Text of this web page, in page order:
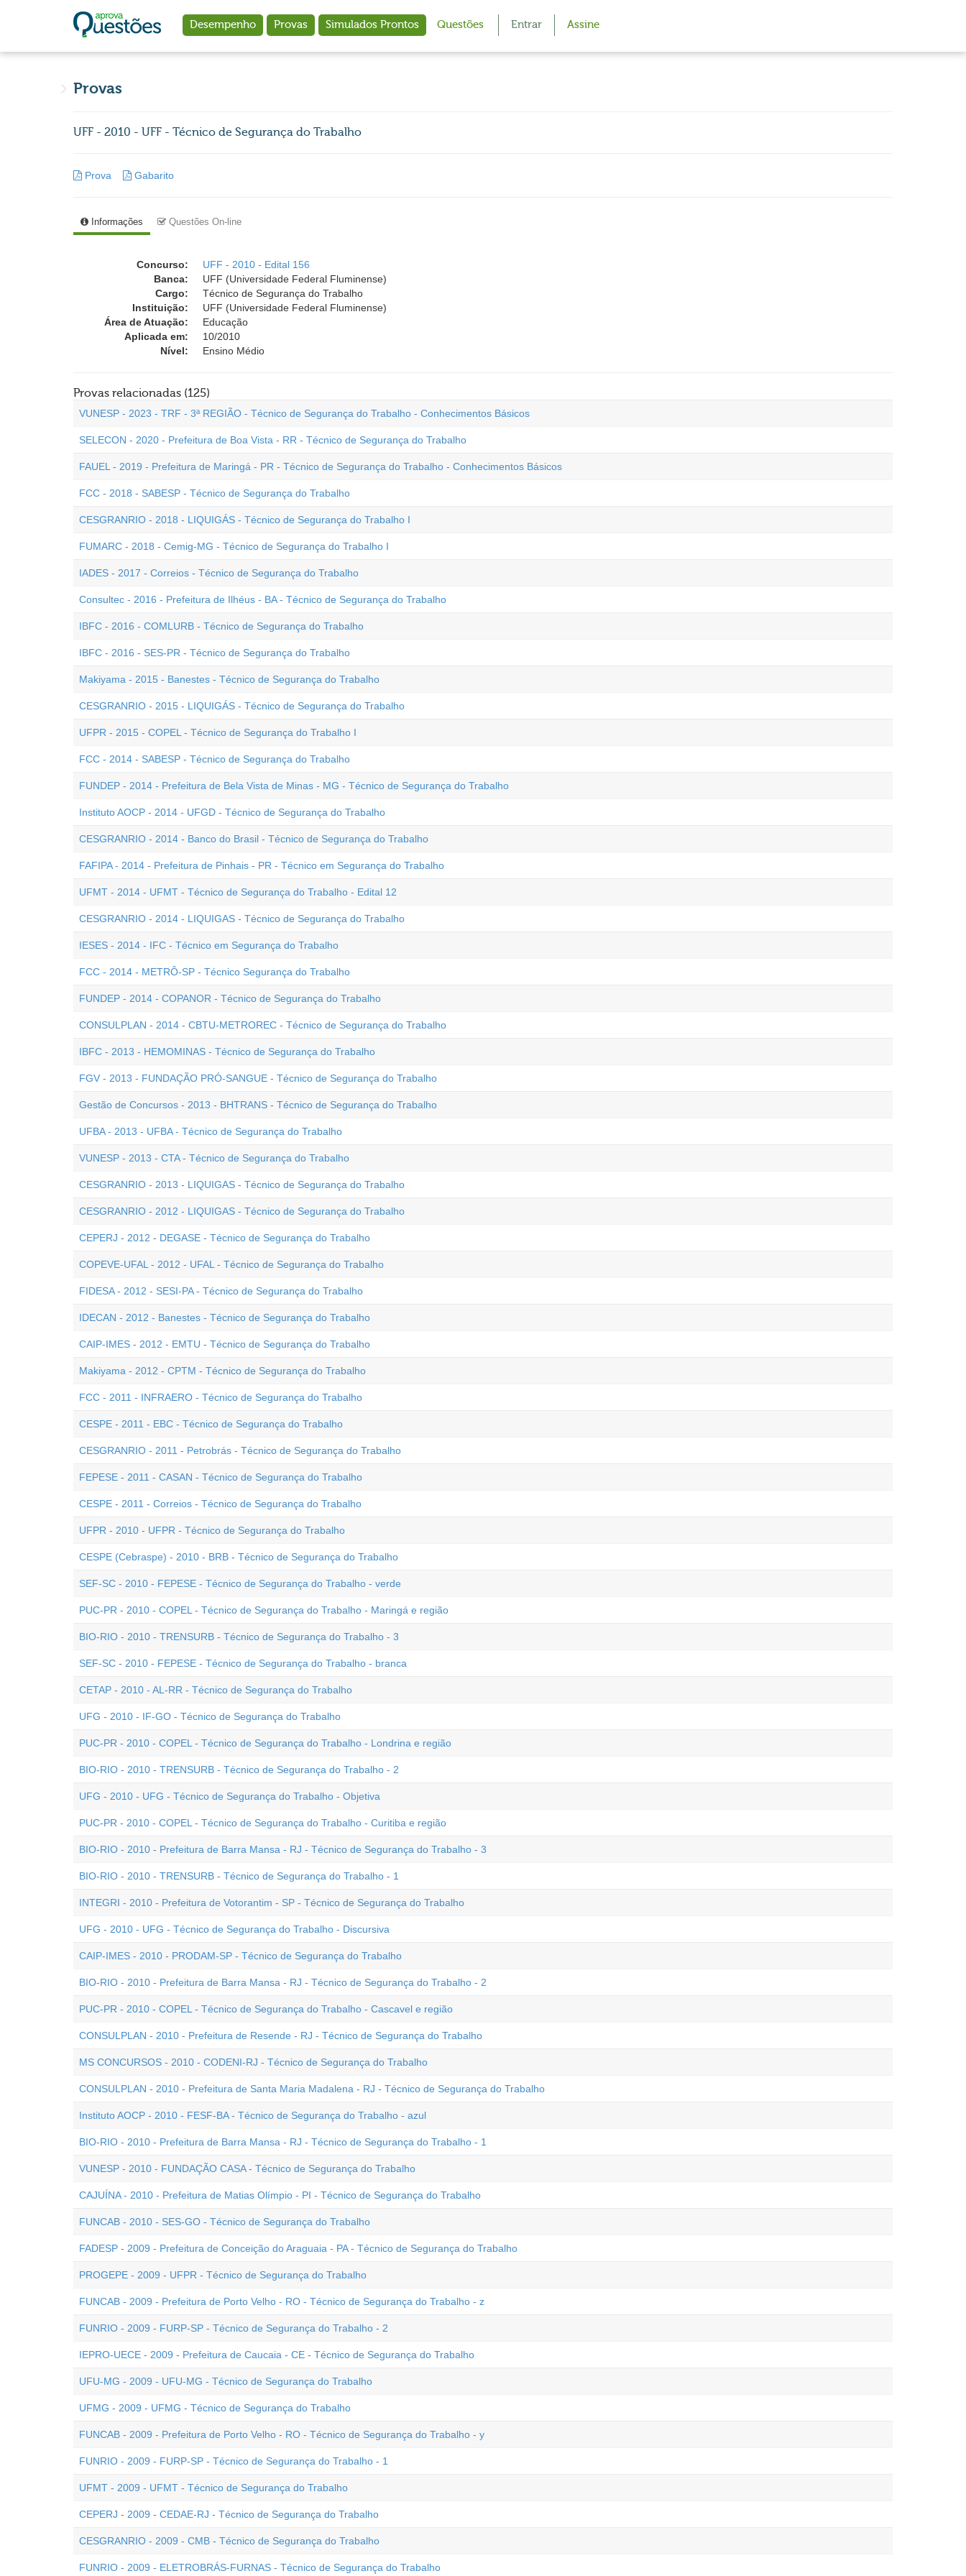
Desempenho Provas Simulados Prontos Questões Entrar Assine
Provas
UFF - 2010 - UFF - Técnico de Segurança do Trabalho
Prova Gabarito
Informações Questões On-line
Concurso:
UFF - 2010 - Edital 156
Banca:
UFF (Universidade Federal Fluminense)
Cargo:
Técnico de Segurança do Trabalho
Instituição:
UFF (Universidade Federal Fluminense)
Área de Atuação:
Educação
Aplicada em:
10/2010
Nível:
Ensino Médio
Provas relacionadas (125)
VUNESP - 2023 - TRF - 3ª REGIÃO - Técnico de Segurança do Trabalho - Conhecimentos Básicos
SELECON - 2020 - Prefeitura de Boa Vista - RR - Técnico de Segurança do Trabalho
FAUEL - 2019 - Prefeitura de Maringá - PR - Técnico de Segurança do Trabalho - Conhecimentos Básicos
FCC - 2018 - SABESP - Técnico de Segurança do Trabalho
CESGRANRIO - 2018 - LIQUIGÁS - Técnico de Segurança do Trabalho I
FUMARC - 2018 - Cemig-MG - Técnico de Segurança do Trabalho I
IADES - 2017 - Correios - Técnico de Segurança do Trabalho
Consultec - 2016 - Prefeitura de Ilhéus - BA - Técnico de Segurança do Trabalho
IBFC - 2016 - COMLURB - Técnico de Segurança do Trabalho
IBFC - 2016 - SES-PR - Técnico de Segurança do Trabalho
Makiyama - 2015 - Banestes - Técnico de Segurança do Trabalho
CESGRANRIO - 2015 - LIQUIGÁS - Técnico de Segurança do Trabalho
UFPR - 2015 - COPEL - Técnico de Segurança do Trabalho I
FCC - 2014 - SABESP - Técnico de Segurança do Trabalho
FUNDEP - 2014 - Prefeitura de Bela Vista de Minas - MG - Técnico de Segurança do Trabalho
Instituto AOCP - 2014 - UFGD - Técnico de Segurança do Trabalho
CESGRANRIO - 2014 - Banco do Brasil - Técnico de Segurança do Trabalho
FAFIPA - 2014 - Prefeitura de Pinhais - PR - Técnico em Segurança do Trabalho
UFMT - 2014 - UFMT - Técnico de Segurança do Trabalho - Edital 12
CESGRANRIO - 2014 - LIQUIGAS - Técnico de Segurança do Trabalho
IESES - 2014 - IFC - Técnico em Segurança do Trabalho
FCC - 2014 - METRÔ-SP - Técnico Segurança do Trabalho
FUNDEP - 2014 - COPANOR - Técnico de Segurança do Trabalho
CONSULPLAN - 2014 - CBTU-METROREC - Técnico de Segurança do Trabalho
IBFC - 2013 - HEMOMINAS - Técnico de Segurança do Trabalho
FGV - 2013 - FUNDAÇÃO PRÓ-SANGUE - Técnico de Segurança do Trabalho
Gestão de Concursos - 2013 - BHTRANS - Técnico de Segurança do Trabalho
UFBA - 2013 - UFBA - Técnico de Segurança do Trabalho
VUNESP - 2013 - CTA - Técnico de Segurança do Trabalho
CESGRANRIO - 2013 - LIQUIGAS - Técnico de Segurança do Trabalho
CESGRANRIO - 2012 - LIQUIGAS - Técnico de Segurança do Trabalho
CEPERJ - 2012 - DEGASE - Técnico de Segurança do Trabalho
COPEVE-UFAL - 2012 - UFAL - Técnico de Segurança do Trabalho
FIDESA - 2012 - SESI-PA - Técnico de Segurança do Trabalho
IDECAN - 2012 - Banestes - Técnico de Segurança do Trabalho
CAIP-IMES - 2012 - EMTU - Técnico de Segurança do Trabalho
Makiyama - 2012 - CPTM - Técnico de Segurança do Trabalho
FCC - 2011 - INFRAERO - Técnico de Segurança do Trabalho
CESPE - 2011 - EBC - Técnico de Segurança do Trabalho
CESGRANRIO - 2011 - Petrobrás - Técnico de Segurança do Trabalho
FEPESE - 2011 - CASAN - Técnico de Segurança do Trabalho
CESPE - 2011 - Correios - Técnico de Segurança do Trabalho
UFPR - 2010 - UFPR - Técnico de Segurança do Trabalho
CESPE (Cebraspe) - 2010 - BRB - Técnico de Segurança do Trabalho
SEF-SC - 2010 - FEPESE - Técnico de Segurança do Trabalho - verde
PUC-PR - 2010 - COPEL - Técnico de Segurança do Trabalho - Maringá e região
BIO-RIO - 2010 - TRENSURB - Técnico de Segurança do Trabalho - 3
SEF-SC - 2010 - FEPESE - Técnico de Segurança do Trabalho - branca
CETAP - 2010 - AL-RR - Técnico de Segurança do Trabalho
UFG - 2010 - IF-GO - Técnico de Segurança do Trabalho
PUC-PR - 2010 - COPEL - Técnico de Segurança do Trabalho - Londrina e região
BIO-RIO - 2010 - TRENSURB - Técnico de Segurança do Trabalho - 2
UFG - 2010 - UFG - Técnico de Segurança do Trabalho - Objetiva
PUC-PR - 2010 - COPEL - Técnico de Segurança do Trabalho - Curitiba e região
BIO-RIO - 2010 - Prefeitura de Barra Mansa - RJ - Técnico de Segurança do Trabalho - 3
BIO-RIO - 2010 - TRENSURB - Técnico de Segurança do Trabalho - 1
INTEGRI - 2010 - Prefeitura de Votorantim - SP - Técnico de Segurança do Trabalho
UFG - 2010 - UFG - Técnico de Segurança do Trabalho - Discursiva
CAIP-IMES - 2010 - PRODAM-SP - Técnico de Segurança do Trabalho
BIO-RIO - 2010 - Prefeitura de Barra Mansa - RJ - Técnico de Segurança do Trabalho - 2
PUC-PR - 2010 - COPEL - Técnico de Segurança do Trabalho - Cascavel e região
CONSULPLAN - 2010 - Prefeitura de Resende - RJ - Técnico de Segurança do Trabalho
MS CONCURSOS - 2010 - CODENI-RJ - Técnico de Segurança do Trabalho
CONSULPLAN - 2010 - Prefeitura de Santa Maria Madalena - RJ - Técnico de Segurança do Trabalho
Instituto AOCP - 2010 - FESF-BA - Técnico de Segurança do Trabalho - azul
BIO-RIO - 2010 - Prefeitura de Barra Mansa - RJ - Técnico de Segurança do Trabalho - 1
VUNESP - 2010 - FUNDAÇÃO CASA - Técnico de Segurança do Trabalho
CAJUÍNA - 2010 - Prefeitura de Matias Olímpio - PI - Técnico de Segurança do Trabalho
FUNCAB - 2010 - SES-GO - Técnico de Segurança do Trabalho
FADESP - 2009 - Prefeitura de Conceição do Araguaia - PA - Técnico de Segurança do Trabalho
PROGEPE - 2009 - UFPR - Técnico de Segurança do Trabalho
FUNCAB - 2009 - Prefeitura de Porto Velho - RO - Técnico de Segurança do Trabalho - z
FUNRIO - 2009 - FURP-SP - Técnico de Segurança do Trabalho - 2
IEPRO-UECE - 2009 - Prefeitura de Caucaia - CE - Técnico de Segurança do Trabalho
UFU-MG - 2009 - UFU-MG - Técnico de Segurança do Trabalho
UFMG - 2009 - UFMG - Técnico de Segurança do Trabalho
FUNCAB - 2009 - Prefeitura de Porto Velho - RO - Técnico de Segurança do Trabalho - y
FUNRIO - 2009 - FURP-SP - Técnico de Segurança do Trabalho - 1
UFMT - 2009 - UFMT - Técnico de Segurança do Trabalho
CEPERJ - 2009 - CEDAE-RJ - Técnico de Segurança do Trabalho
CESGRANRIO - 2009 - CMB - Técnico de Segurança do Trabalho
FUNRIO - 2009 - ELETROBRÁS-FURNAS - Técnico de Segurança do Trabalho